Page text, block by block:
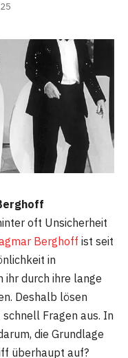
oft Unsicherheit
Berghoff ist seit
in
ihr durch ihre lange
Deshalb lösen
Fragen aus. In
die Grundlage
überhaupt auf?